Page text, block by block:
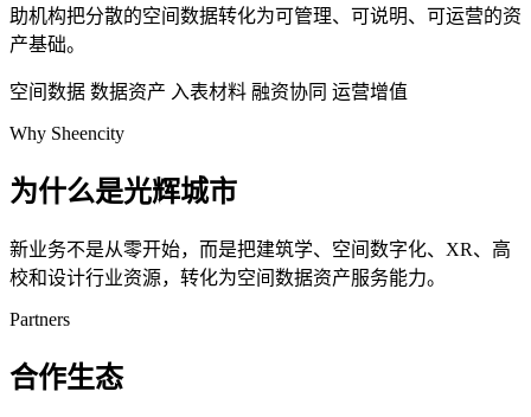
助机构把分散的空间数据转化为可管理、可说明、可运营的资
产基础。
空间数据 数据资产 入表材料 融资协同 运营增值
Why Sheencity
为什么是光辉城市
新业务不是从零开始，而是把建筑学、空间数字化、XR、高
校和设计行业资源，转化为空间数据资产服务能力。
Partners
合作生态